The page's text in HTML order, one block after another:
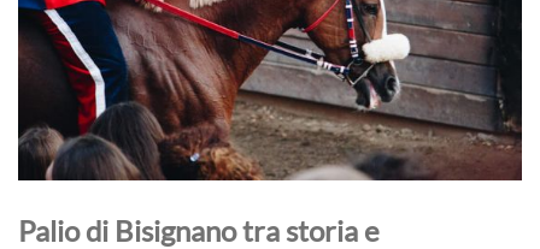
Palio di Bisignano tra storia e